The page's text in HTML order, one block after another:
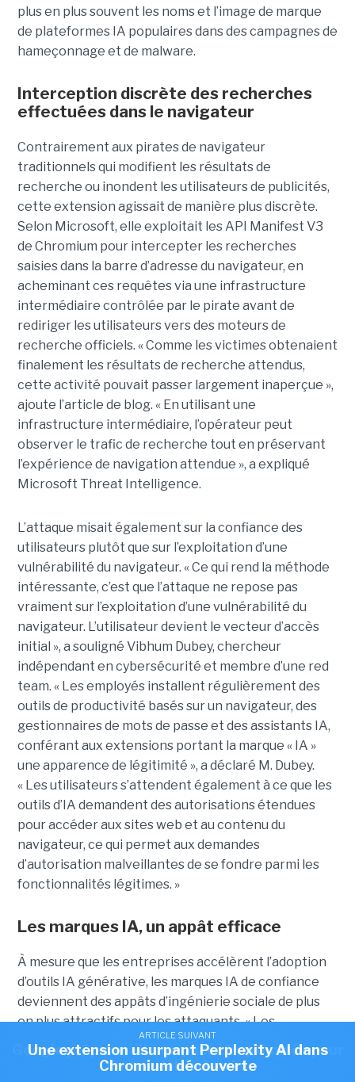
ARTICLE SUIVANT
Google préparerait une puce IA optimisée pour
ses modèles Gemini
ARTICLE SUIVANT
Une extension usurpant Perplexity AI dans
Chromium découverte
plus en plus souvent les noms et l’image de marque
de plateformes IA populaires dans des campagnes de
hameçonnage et de malware.
Interception discrète des recherches
effectuées dans le navigateur
Contrairement aux pirates de navigateur
traditionnels qui modifient les résultats de
recherche ou inondent les utilisateurs de publicités,
cette extension agissait de manière plus discrète.
Selon Microsoft, elle exploitait les API Manifest V3
de Chromium pour intercepter les recherches
saisies dans la barre d’adresse du navigateur, en
acheminant ces requêtes via une infrastructure
intermédiaire contrôlée par le pirate avant de
rediriger les utilisateurs vers des moteurs de
recherche officiels. « Comme les victimes obtenaient
finalement les résultats de recherche attendus,
cette activité pouvait passer largement inaperçue »,
ajoute l’article de blog. « En utilisant une
infrastructure intermédiaire, l’opérateur peut
observer le trafic de recherche tout en préservant
l’expérience de navigation attendue », a expliqué
Microsoft Threat Intelligence.
L’attaque misait également sur la confiance des
utilisateurs plutôt que sur l’exploitation d’une
vulnérabilité du navigateur. « Ce qui rend la méthode
intéressante, c’est que l’attaque ne repose pas
vraiment sur l’exploitation d’une vulnérabilité du
navigateur. L’utilisateur devient le vecteur d’accès
initial », a souligné Vibhum Dubey, chercheur
indépendant en cybersécurité et membre d’une red
team. « Les employés installent régulièrement des
outils de productivité basés sur un navigateur, des
gestionnaires de mots de passe et des assistants IA,
conférant aux extensions portant la marque « IA »
une apparence de légitimité », a déclaré M. Dubey.
« Les utilisateurs s’attendent également à ce que les
outils d’IA demandent des autorisations étendues
pour accéder aux sites web et au contenu du
navigateur, ce qui permet aux demandes
d’autorisation malveillantes de se fondre parmi les
fonctionnalités légitimes. »
Les marques IA, un appât efficace
À mesure que les entreprises accélèrent l’adoption
d’outils IA générative, les marques IA de confiance
deviennent des appâts d’ingénierie sociale de plus
en plus attractifs pour les attaquants. « Les
attaquants exploitent la confiance des utilisateurs »,
a relevé Sushovan Mukhopadhyay, analyste